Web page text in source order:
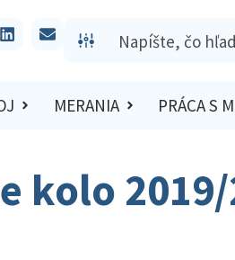
MERANIA PRÁCA S
kolo